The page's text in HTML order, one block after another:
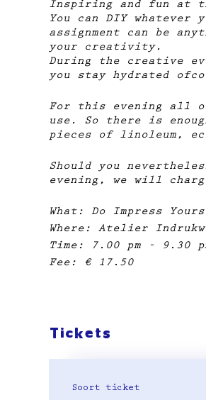
Inspiring and fun at
You can DIY
assignment can be
your creativity.
During the creative
you stay hydrated
For this evening all
use. So there is
pieces of linoleum,
Should you
evening, we will
What: Do Impress
Where: Atelier
Time: 7.00 pm - 9.30
Fee: € 17.50
Tickets
Soort ticket